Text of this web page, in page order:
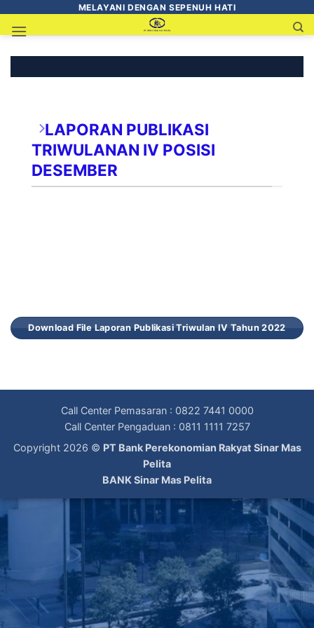
MELAYANI DENGAN SEPENUH HATI
PT. BPR SINAR MAS PELITA
LAPORAN PUBLIKASI
TRIWULANAN IV POSISI
DESEMBER
Download File Laporan Publikasi Triwulan IV Tahun 2022
Call Center Pemasaran : 0822 7441 0000
Call Center Pengaduan : 0811 1111 7257
Copyright 2026 © PT Bank Perekonomian Rakyat Sinar Mas
Pelita
BANK Sinar Mas Pelita